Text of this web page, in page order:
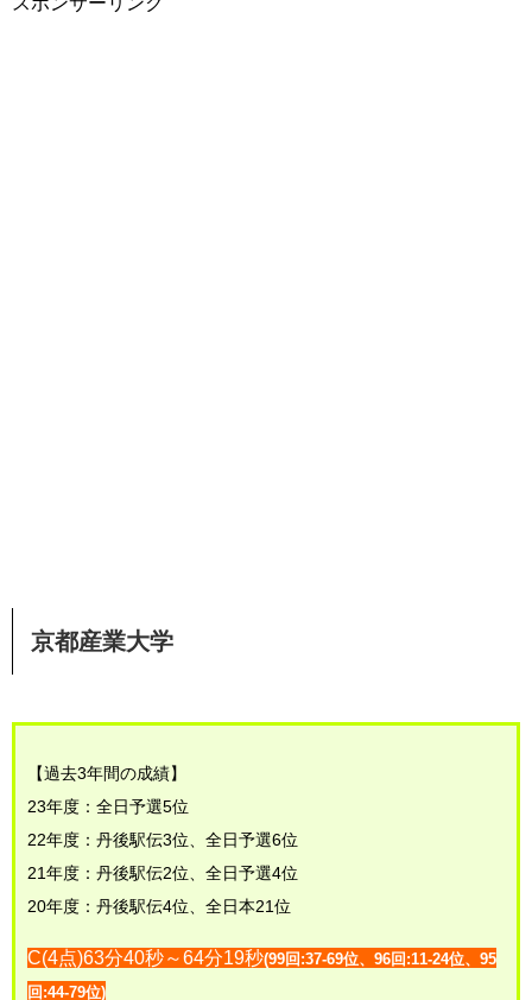
京都産業大学
【過去3年間の成績】
23年度：全日予選5位
22年度：丹後駅伝3位、全日予選6位
21年度：丹後駅伝2位、全日予選4位
20年度：丹後駅伝4位、全日本21位
C(4点)63分40秒～64分19秒(99回:37-69位、96回:11-24位、95
回:44-79位)